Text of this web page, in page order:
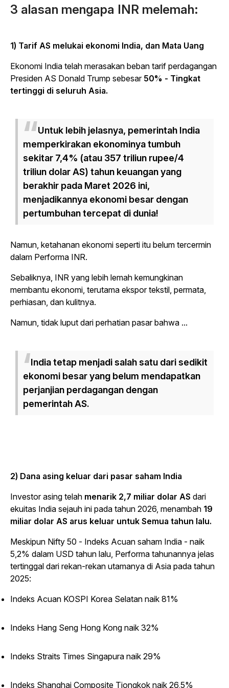
3 alasan mengapa INR melemah:
1) Tarif AS melukai ekonomi India, dan Mata Uang
Ekonomi India telah merasakan beban tarif perdagangan
Presiden AS Donald Trump sebesar 50% - Tingkat
tertinggi di seluruh Asia.
Untuk lebih jelasnya, pemerintah India
memperkirakan ekonominya tumbuh
sekitar 7,4% (atau 357 triliun rupee/4
triliun dolar AS) tahun keuangan yang
berakhir pada Maret 2026 ini,
menjadikannya ekonomi besar dengan
pertumbuhan tercepat di dunia!
Namun, ketahanan ekonomi seperti itu belum tercermin
dalam Performa INR.
Sebaliknya, INR yang lebih lemah kemungkinan
membantu ekonomi, terutama ekspor tekstil, permata,
perhiasan, dan kulitnya.
Namun, tidak luput dari perhatian pasar bahwa ...
India tetap menjadi salah satu dari sedikit
ekonomi besar yang belum mendapatkan
perjanjian perdagangan dengan
pemerintah AS.
2) Dana asing keluar dari pasar saham India
Investor asing telah menarik 2,7 miliar dolar AS dari
ekuitas India sejauh ini pada tahun 2026, menambah 19
miliar dolar AS arus keluar untuk Semua tahun lalu.
Meskipun Nifty 50 - Indeks Acuan saham India - naik
5,2% dalam USD tahun lalu, Performa tahunannya jelas
tertinggal dari rekan-rekan utamanya di Asia pada tahun
2025:
Indeks Acuan KOSPI Korea Selatan naik 81%
Indeks Hang Seng Hong Kong naik 32%
Indeks Straits Times Singapura naik 29%
Indeks Shanghai Composite Tiongkok naik 26,5%